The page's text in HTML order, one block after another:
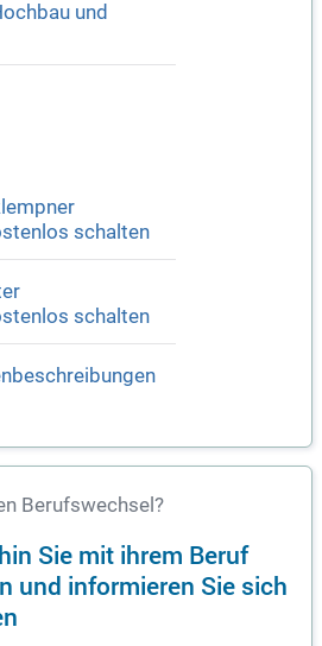
und
schalten
schalten
Berufswechsel?
Sie mit ihrem Beruf
und informieren Sie sich